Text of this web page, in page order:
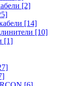
[2]
[14]
[10]
[1]